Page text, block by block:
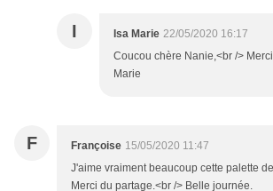
I Isa Marie 22/05/2020 16:17
Coucou chère Nanie,<br />
Marie
F Françoise 15/05/2020 11:47
J'aime vraiment beaucoup cette palette
Merci du partage.<br /> Belle journée.